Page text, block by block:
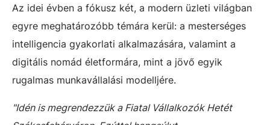
Az idei évben a fókusz két, a modern üzleti világban
egyre meghatározóbb témára kerül: a mesterséges
intelligencia gyakorlati alkalmazására, valamint a
digitális nomád életformára, mint a jövő egyik
rugalmas munkavállalási modelljére.
"Idén is megrendezzük a Fiatal Vállalkozók Hetét